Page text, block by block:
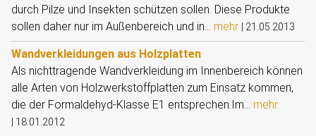
durch Pilze und Insekten schützen sollen. Diese Produkte
sollen daher nur im Außenbereich und in... mehr 21.05.2013
Wandverkleidungen aus Holzplatten
Als nichttragende Wandverkleidung im Innenbereich können
alle Arten von Holzwerkstoffplatten zum Einsatz kommen,
die der Formaldehyd-Klasse E1 entsprechen.Im... mehr
18.01.2012